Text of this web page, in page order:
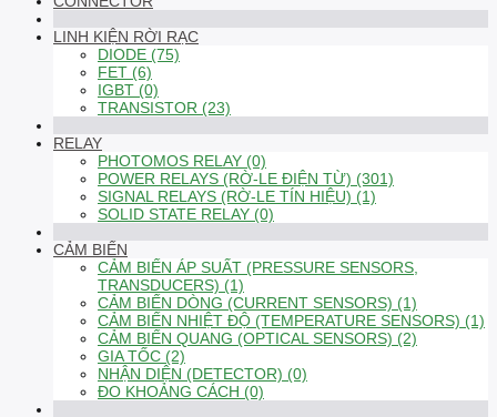
LINH KIỆN RỜI RẠC
DIODE (75)
FET (6)
IGBT (0)
TRANSISTOR (23)
RELAY
PHOTOMOS RELAY (0)
POWER RELAYS (RỜ-LE ĐIỆN TỪ) (301)
SIGNAL RELAYS (RỜ-LE TÍN HIỆU) (1)
SOLID STATE RELAY (0)
CẢM BIẾN
CẢM BIẾN ÁP SUẤT (PRESSURE SENSORS,
TRANSDUCERS) (1)
CẢM BIẾN DÒNG (CURRENT SENSORS) (1)
CẢM BIẾN NHIỆT ĐỘ (TEMPERATURE SENSORS) (1)
CẢM BIẾN QUANG (OPTICAL SENSORS) (2)
GIA TỐC (2)
NHẬN DIỆN (DETECTOR) (0)
ĐO KHOẢNG CÁCH (0)